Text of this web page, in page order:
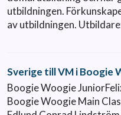
utbildningen.
av utbildningen.
Sverige till VM i Boogie
Boogie Woogie
Boogie Woogie Main